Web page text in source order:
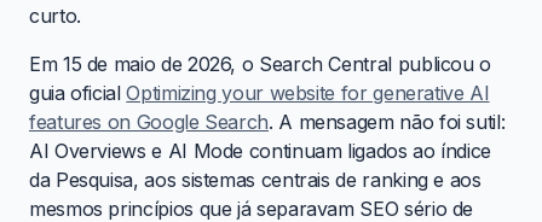
curto.
Em 15 de maio de 2026, o Search Central publicou o
guia oficialOptimizing your website for generative AI
features on Google Search. A mensagem não foi sutil:
AI Overviews e AI Mode continuam ligados ao índice
da Pesquisa, aos sistemas centrais de ranking e aos
mesmos princípios que já separavam SEO sério de